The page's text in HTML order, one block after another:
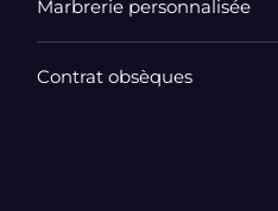
Marbrerie personnalisée
Contrat obsèques